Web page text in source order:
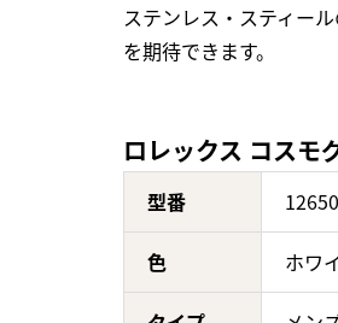
ステンレス・スティー
を期待できます。
ロレックス コスモ
型番
色 ホワ